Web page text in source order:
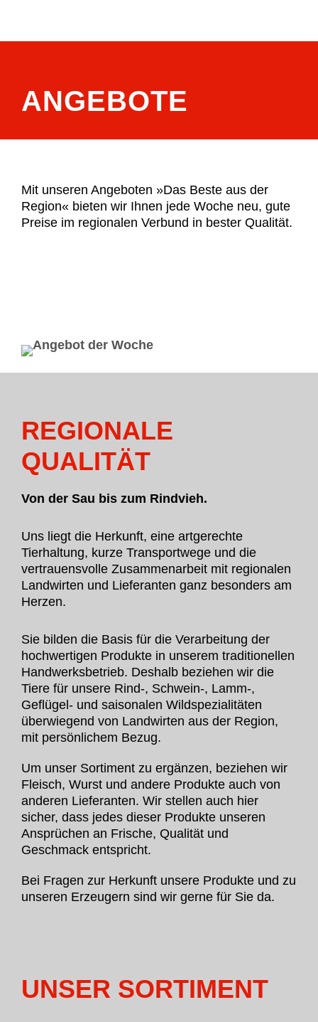
ANGEBOTE
Mit unseren Angeboten »Das Beste aus der
Region« bieten wir Ihnen jede Woche neu, gute
Preise im regionalen Verbund in bester Qualität.
REGIONALE
QUALITÄT
Von der Sau bis zum Rindvieh.
Uns liegt die Herkunft, eine artgerechte
Tierhaltung, kurze Transport­wege und die
vertrauensvolle Zusammen­arbeit mit regionalen
Land­wirten und Lieferanten ganz besonders am
Herzen.
Sie bilden die Basis für die Verarbeitung der
hochwertigen Produkte in unserem traditionellen
Handwerksbetrieb. Deshalb beziehen wir die
Tiere für unsere Rind-, Schwein-, Lamm-,
Geflügel- und saisonalen Wildspezialitäten
überwiegend von Landwirten aus der Region,
mit persönlichem Bezug.
Um unser Sortiment zu ergänzen, beziehen wir
Fleisch, Wurst und andere Produkte auch von
anderen Liefer­anten. Wir stellen auch hier
sicher, dass jedes dieser Produkte unseren
Ansprüchen an Frische, Qualität und
Geschmack entspricht.
Bei Fragen zur Herkunft unsere Produkte und zu
unseren Erzeugern sind wir gerne für Sie da.
UNSER SORTIMENT